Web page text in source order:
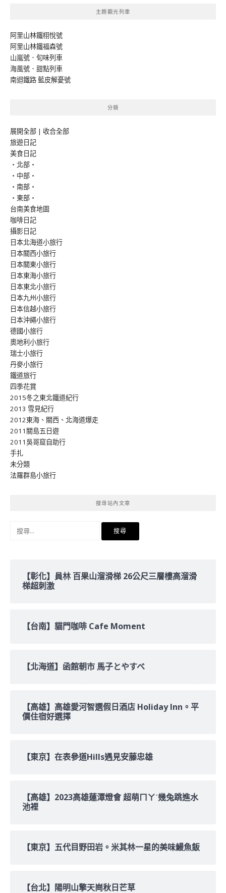
主題觀光列車
阿里山林鐵栩悅號
阿里山林鐵福森號
山嵐號．旬味列車
海風號．甜點列車
南迴鐵路 藍皮解憂號
分類
展開全部 | 收合全部
旅遊日記
美食日記
‧北部‧
‧中部‧
‧南部‧
‧東部‧
台南美食地圖
咖啡日記
攝影日記
日本北海道小旅行
日本關西小旅行
日本關東小旅行
日本東海小旅行
日本東北小旅行
日本九州小旅行
日本信越小旅行
日本沖繩小旅行
德國小旅行
奧地利小旅行
瑞士小旅行
丹麥小旅行
鐵道旅行
四季花賞
2015冬之東北鐵道紀行
2013 雪見紀行
2012東海、關西、北海道爆走
2011關島五日遊
2011吳哥窟自助行
手扎
未分類
法羅群島小旅行
搜尋站內文章
【彰化】員林 百果山溜滑梯 26公尺三層樓高溜滑
梯超刺激
【台南】貓門咖啡 Cafe Moment
【北海道】函館朝市 馬子とやすべ
【高雄】高雄愛河智選假日酒店 Holiday Inn。平
價住宿好選擇
【東京】在表參道Hills遇見安藤忠雄
【高雄】2023高雄蓮潭燈會 超萌ㄇㄚˊ幾兔跳進水
池裡
【東京】五代目野田岩。米其林一星的美味鰻魚飯
【台北】陽明山擎天崗秋日芒草